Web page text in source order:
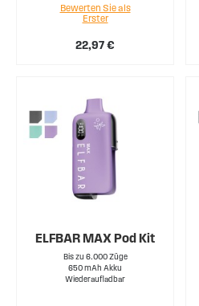
22,97 €
Bewerten Sie als
Erster
ELFBAR MAX Pod Kit
Bis zu 6.000 Züge
650 mAh Akku
Wiederaufladbar